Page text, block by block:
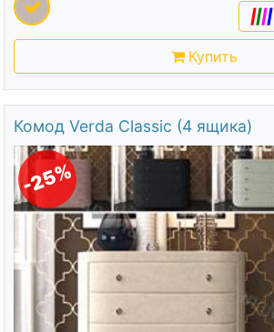
||||
Купить
Комод Verda Classic (4 ящика)
-25%